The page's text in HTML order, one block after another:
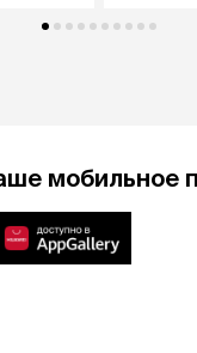
мобильное